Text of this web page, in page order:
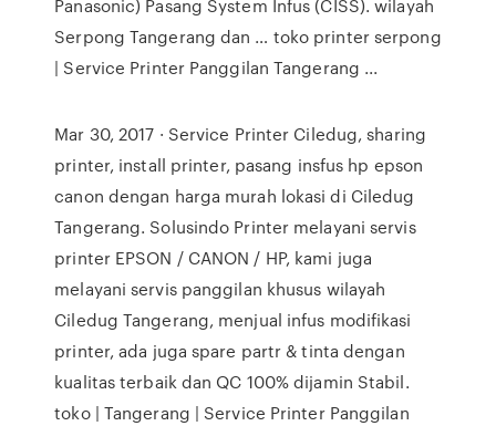
Panasonic) Pasang System Infus (CISS). wilayah
Serpong Tangerang dan … toko printer serpong
| Service Printer Panggilan Tangerang ...
Mar 30, 2017 · Service Printer Ciledug, sharing
printer, install printer, pasang insfus hp epson
canon dengan harga murah lokasi di Ciledug
Tangerang. Solusindo Printer melayani servis
printer EPSON / CANON / HP, kami juga
melayani servis panggilan khusus wilayah
Ciledug Tangerang, menjual infus modifikasi
printer, ada juga spare partr & tinta dengan
kualitas terbaik dan QC 100% dijamin Stabil.
toko | Tangerang | Service Printer Panggilan